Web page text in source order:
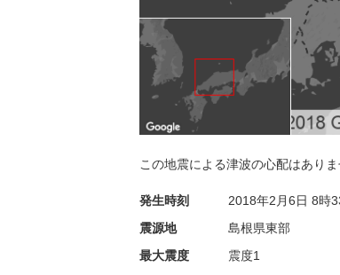
この地震による津波の心配はありま
発生時刻 2018年2月6日 8時
震源地
島根県東部
最大震度
震度1